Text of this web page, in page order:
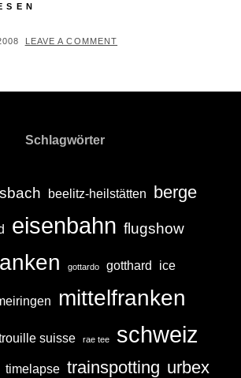
OBERLAND
BY
T
S
R
I
B
R
LEAVE A COMMENT
Schlagwörter
beelitz-heilstätten berge
eisenbahn flugshow
gottardo gotthard ice
mittelfranken
suisse rae tee schweiz
timelapse trainspotting urbex